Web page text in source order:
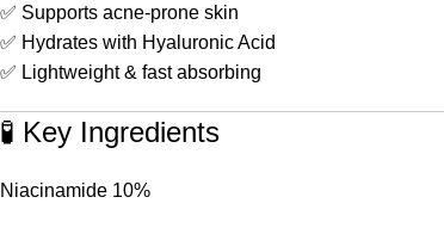
✅ Supports acne-prone skin
✅ Hydrates with Hyaluronic Acid
✅ Lightweight & fast absorbing
🧪 Key Ingredients
Niacinamide 10%